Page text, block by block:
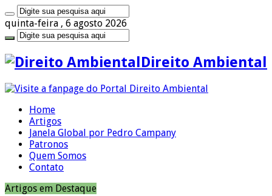
quinta-feira , 6 agosto 2026
Direito Ambiental
Home
Artigos
Janela Global por Pedro Campany
Patronos
Quem Somos
Contato
Artigos em Destaque